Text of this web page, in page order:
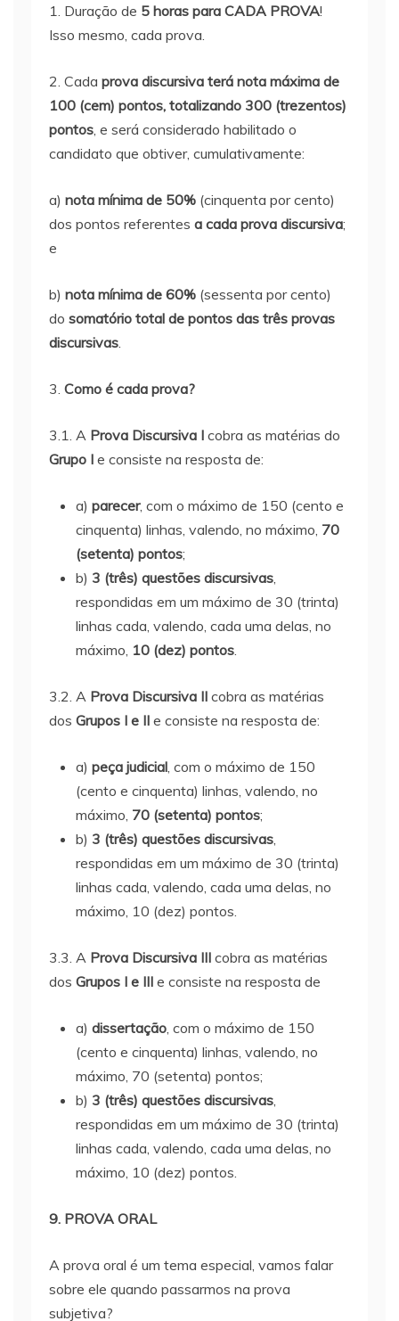
1. Duração de 5 horas para CADA PROVA!
Isso mesmo, cada prova.
2. Cada prova discursiva terá nota máxima de
100 (cem) pontos, totalizando 300 (trezentos)
pontos, e será considerado habilitado o
candidato que obtiver, cumulativamente:
a) nota mínima de 50% (cinquenta por cento)
dos pontos referentes a cada prova discursiva;
e
b) nota mínima de 60% (sessenta por cento)
do somatório total de pontos das três provas
discursivas.
3. Como é cada prova?
3.1. A Prova Discursiva I cobra as matérias do
Grupo I e consiste na resposta de:
a) parecer, com o máximo de 150 (cento e
cinquenta) linhas, valendo, no máximo, 70
(setenta) pontos;
b) 3 (três) questões discursivas,
respondidas em um máximo de 30 (trinta)
linhas cada, valendo, cada uma delas, no
máximo, 10 (dez) pontos.
3.2. A Prova Discursiva II cobra as matérias
dos Grupos I e II e consiste na resposta de:
a) peça judicial, com o máximo de 150
(cento e cinquenta) linhas, valendo, no
máximo, 70 (setenta) pontos;
b) 3 (três) questões discursivas,
respondidas em um máximo de 30 (trinta)
linhas cada, valendo, cada uma delas, no
máximo, 10 (dez) pontos.
3.3. A Prova Discursiva III cobra as matérias
dos Grupos I e III e consiste na resposta de
a) dissertação, com o máximo de 150
(cento e cinquenta) linhas, valendo, no
máximo, 70 (setenta) pontos;
b) 3 (três) questões discursivas,
respondidas em um máximo de 30 (trinta)
linhas cada, valendo, cada uma delas, no
máximo, 10 (dez) pontos.
9. PROVA ORAL
A prova oral é um tema especial, vamos falar
sobre ele quando passarmos na prova
subjetiva?